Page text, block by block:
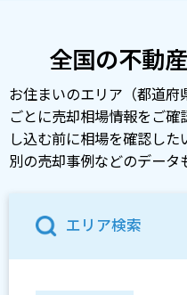
全国の不動
お住まいのエリア（都道
ごとに売却相場情報をご
し込む前に相場を確認し
別の売却事例などのデータ
エリア検索